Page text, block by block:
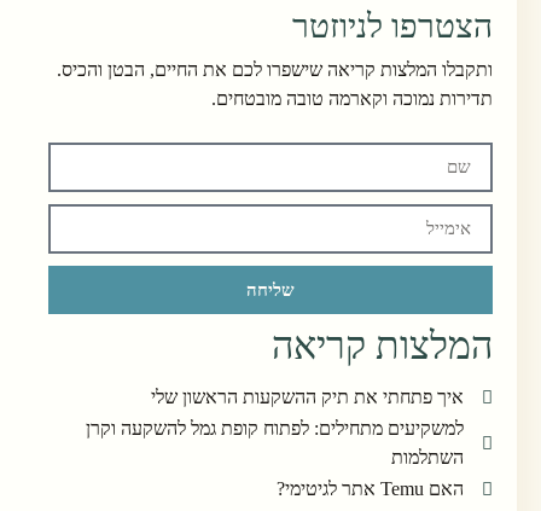
הצטרפו לניוזטר
ותקבלו המלצות קריאה שישפרו לכם את החיים, הבטן והכיס.
תדירות נמוכה וקארמה טובה מובטחים.
שליחה
המלצות קריאה
איך פתחתי את תיק ההשקעות הראשון שלי
למשקיעים מתחילים: לפתוח קופת גמל להשקעה וקרן
השתלמות
האם Temu אתר לגיטימי?